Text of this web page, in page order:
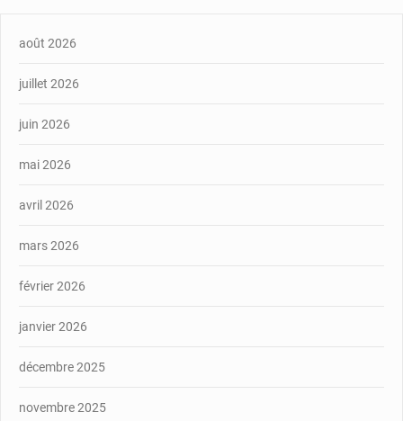
août 2026
juillet 2026
juin 2026
mai 2026
avril 2026
mars 2026
février 2026
janvier 2026
décembre 2025
novembre 2025